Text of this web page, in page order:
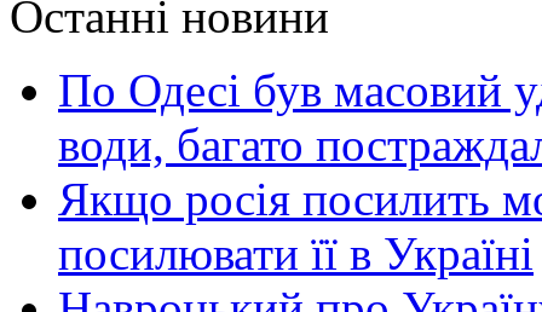
Останні новини
По Одесі був масовий
води, багато
Якщо росія посилить
посилювати її в Україні